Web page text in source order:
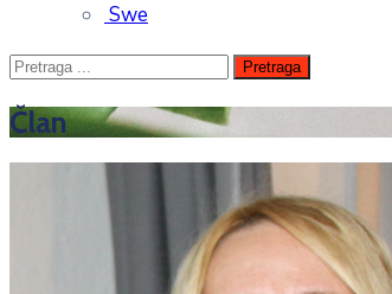
Swe
Član